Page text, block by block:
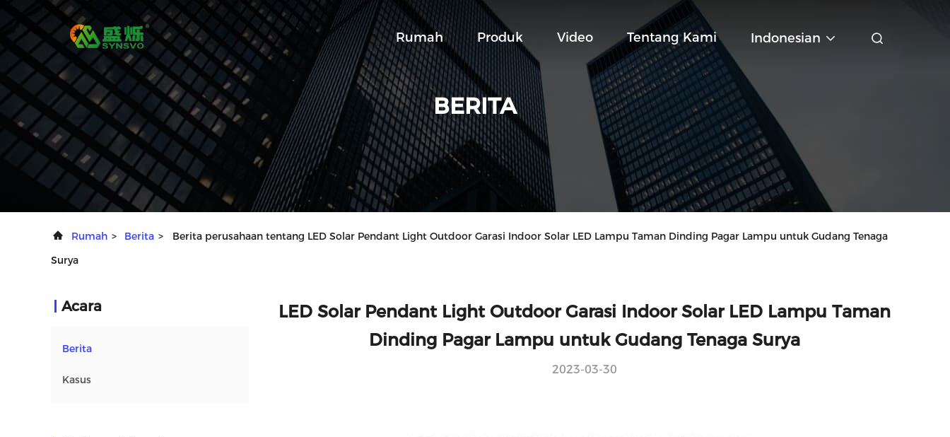
Rumah Produk Video Tentang Kami Indonesian
BERITA
Rumah > Berita >
Berita perusahaan tentang LED Solar Pendant Light Outdoor Garasi Indoor Solar LED Lampu Taman Dinding Pagar Lampu untuk Gudang Tenaga
Surya
Acara
Berita
Kasus
LED Solar Pendant Light Outdoor Garasi Indoor Solar LED Lampu Taman
Dinding Pagar Lampu untuk Gudang Tenaga Surya
2023-03-30